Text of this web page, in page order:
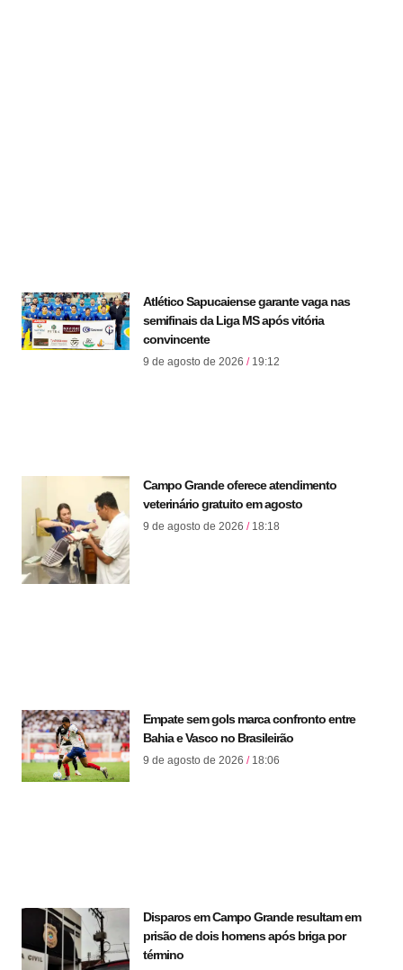
Atlético Sapucaiense garante vaga nas
semifinais da Liga MS após vitória
convincente
9 de agosto de 2026 19:12
Campo Grande oferece atendimento
veterinário gratuito em agosto
9 de agosto de 2026 18:18
Empate sem gols marca confronto entre
Bahia e Vasco no Brasileirão
9 de agosto de 2026 18:06
Disparos em Campo Grande resultam em
prisão de dois homens após briga por
término